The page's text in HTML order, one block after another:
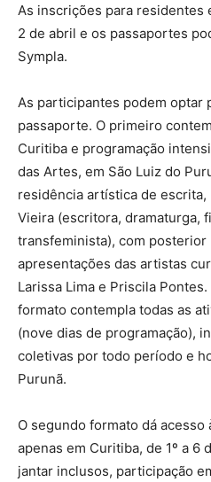
As inscrições para residentes
2 de abril e os passaportes
Sympla.
As participantes podem optar
passaporte. O primeiro
Curitiba e programação
das Artes, em São Luiz do
residência artística de
Vieira (escritora, dramaturga,
transfeminista), com posterior
apresentações das artistas
Larissa Lima e Priscila
formato contempla todas as
(nove dias de programação),
coletivas por todo período e
Purunã.
O segundo formato dá acesso
apenas em Curitiba, de 1º a 6
jantar inclusos, participação